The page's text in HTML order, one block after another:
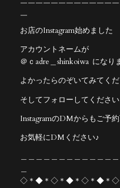
￣￣￣￣￣￣￣￣￣￣￣￣
￣
お店のInstagram始めました
アカウントネームが
＠ｃadre＿shinkoiwa になり
よかったらのぞいてみてく
そしてフォローしてくださ
InstagramのDMからもご予
お気軽にDMください♪
◇＊◆＊◇＊◆＊◇＊◆＊